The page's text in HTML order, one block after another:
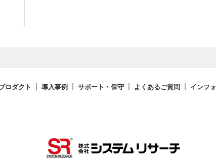
ロダクト 導入事例 サポート・保守 よくあるご質問 インフ